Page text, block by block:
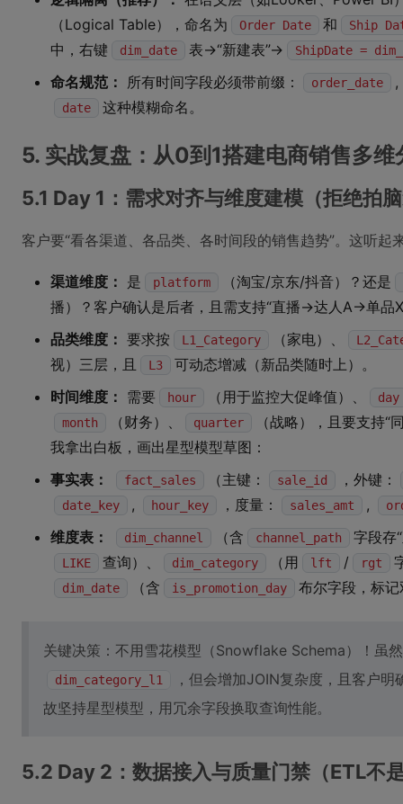
（Logical Table），命名为
Order Date 和 Ship
中，右键 dim_date 表→“新建表”→ ShipDate =
命名规范： 所有时间字段必须带前缀： order_date ,
date 这种模糊命名。
5. 实战复盘：从0到1搭建电商销售多
5.1 Day 1：需求对齐与维度建模（拒绝拍
客户要“看各渠道、各品类、各时间段的销售趋势”。这听起
渠道维度： 是 platform
（淘宝/京东/抖音）？还是
播）？客户确认是后者，且需支持“直播→达人A→单品
品类维度： 要求按 L1_Category （家电）、
视）三层，且 L3
可动态增减（新品类随时上）。
时间维度： 需要 hour （用于监控大促峰值）、
day
month
（财务）、 quarter
（战略），且要支持
我拿出白板，画出星型模型草图：
事实表：
fact_sales （主键： sale_id ，外键：
date_key , hour_key ，度量： sales_amt ,
维度表： dim_channel （含 channel_path 字段存
LIKE 查询）、 dim_category （用 lft / rgt
dim_date （含 is_promotion_day 布尔字段，标
关键决策：不用雪花模型（Snowflake Schema）！虽然
dim_category_l1
，但会增加JOIN复杂度，且客户
故坚持星型模型，用冗余字段换取查询性能。
5.2 Day 2：数据接入与质量门禁（ETL不